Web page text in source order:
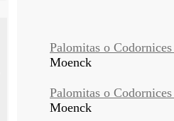
Palomitas o
Moenck
Palomitas o
Moenck